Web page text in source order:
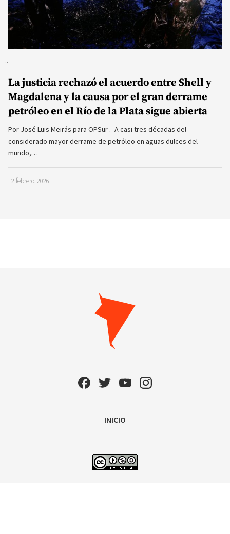
La justicia rechazó el acuerdo entre Shell y
Magdalena y la causa por el gran derrame
petróleo en el Río de la Plata sigue abierta
Por José Luis Meirás para OPSur .- A casi tres décadas del
considerado mayor derrame de petróleo en aguas dulces del
mundo,…
12 febrero, 2026
INICIO